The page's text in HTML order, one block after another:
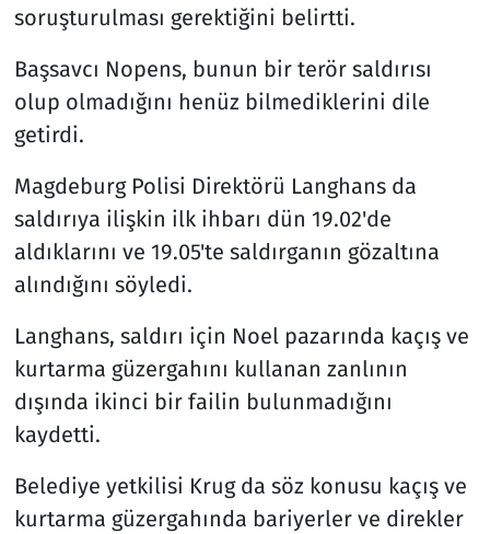
soruşturulması gerektiğini belirtti.
Başsavcı Nopens, bunun bir terör saldırısı
olup olmadığını henüz bilmediklerini dile
getirdi.
Magdeburg Polisi Direktörü Langhans da
saldırıya ilişkin ilk ihbarı dün 19.02'de
aldıklarını ve 19.05'te saldırganın gözaltına
alındığını söyledi.
Langhans, saldırı için Noel pazarında kaçış ve
kurtarma güzergahını kullanan zanlının
dışında ikinci bir failin bulunmadığını
kaydetti.
Belediye yetkilisi Krug da söz konusu kaçış ve
kurtarma güzergahında bariyerler ve direkler